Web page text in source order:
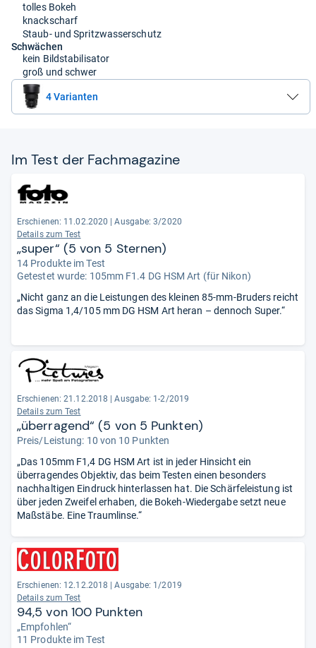
tolles Bokeh
knackscharf
Staub- und Spritzwasserschutz
Schwächen
kein Bildstabilisator
groß und schwer
4 Varianten
Im Test der Fach­ma­ga­zine
Erschienen: 11.02.2020 | Ausgabe: 3/2020
Details zum Test
„super“ (5 von 5 Sternen)
14 Produkte im Test
Getestet wurde: 105mm F1.4 DG HSM Art (für Nikon)
„Nicht ganz an die Leistungen des kleinen 85-mm-Bruders reicht
das Sigma 1,4/105 mm DG HSM Art heran – dennoch Super.“
Erschienen: 21.12.2018 | Ausgabe: 1-2/2019
Details zum Test
„überragend“ (5 von 5 Punkten)
Preis/Leistung: 10 von 10 Punkten
„Das 105mm F1,4 DG HSM Art ist in jeder Hinsicht ein
überragendes Objektiv, das beim Testen einen besonders
nachhaltigen Eindruck hinterlassen hat. Die Schärfeleistung ist
über jeden Zweifel erhaben, die Bokeh-Wiedergabe setzt neue
Maßstäbe. Eine Traumlinse.“
Erschienen: 12.12.2018 | Ausgabe: 1/2019
Details zum Test
94,5 von 100 Punkten
„Empfohlen“
11 Produkte im Test